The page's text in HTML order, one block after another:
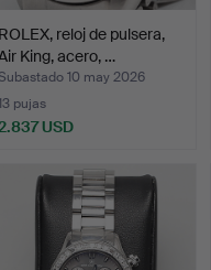
reloj de pulsera,
King, acero, …
10 may 2026
pujas
USD